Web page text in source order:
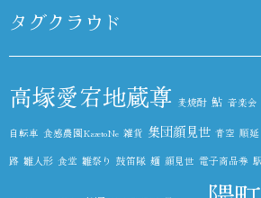
タグクラウド
高塚愛宕地蔵尊 麦焼酎 鮎 音楽会
自転車 食感農園KazetoNe 雑貨 集団顔見世 青空 順延
路 雛人形 食堂 雛祭り 鼓笛隊 麺 顔見世 電子商品券